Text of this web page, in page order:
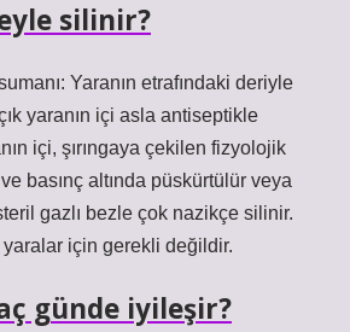
silinir?
Yaranın etrafındaki deriyle
yaranın içi asla antiseptikle
içi, şırıngaya çekilen fizyolojik
basınç altında püskürtülür veya
gazlı bezle çok nazikçe silinir.
için gerekli değildir.
günde iyileşir?